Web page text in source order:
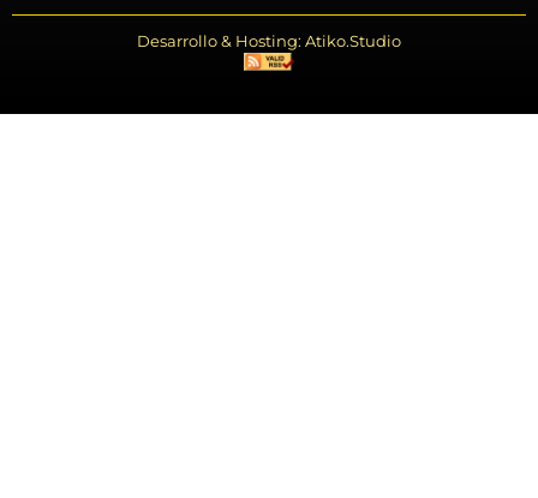
Desarrollo & Hosting: Atiko.Studio